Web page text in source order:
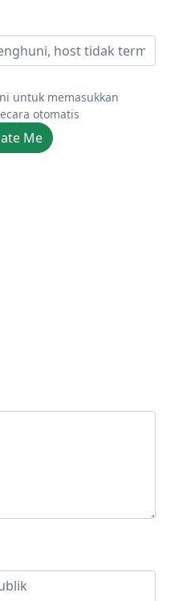
untuk memasukkan
otomatis
Me